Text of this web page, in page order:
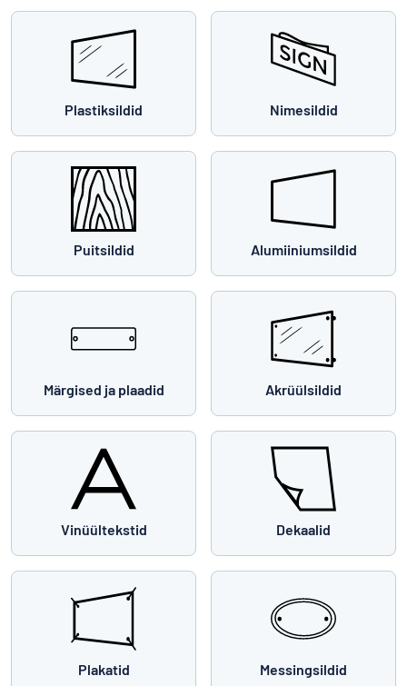
Plastiksildid Nimesildid
Puitsildid Alumiiniumsildid
Märgised ja plaadid Akrüülsildid
Vinüültekstid Dekaalid
Plakatid Messingsildid